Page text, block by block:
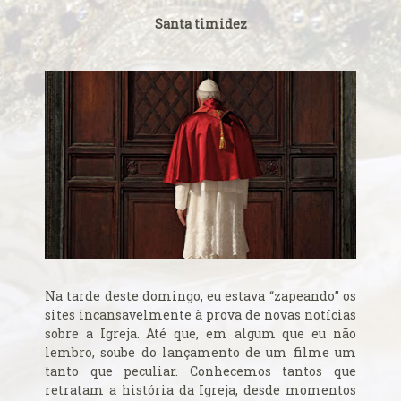
Algumas fotos do Santo Padre no Reino Unido
Altar onde será venerado João Paulo II
Ambientes que favorecem a prática da virtude
Aniversário da proclamação do dogma da Assunção da
Virgem
Aniversário do Cardeal emérito do Rio de Janeiro
Aniversário do governo do Arcebispo de Olinda e
Recife
Anjo da Guarda do Brasil
Antes do consistório, nomeados reúnem-se com o Papa
Aprovada beatificação de Irmã Dulce
Ara Dei Christus est!
Arautos do Evangelho e Sucumbíos
Arcebispo brasileiro é o novo Prefeito para os
Santa timidez
Na tarde deste domingo, eu estava “zapeando” os
sites incansavelmente à prova de novas notícias
sobre a Igreja. Até que, em algum que eu não
lembro, soube do lançamento de um filme um
tanto que peculiar. Conhecemos tantos que
retratam a história da Igreja, desde momentos